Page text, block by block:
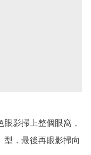
影掃上整個眼窩，
型，最後再眼影掃向